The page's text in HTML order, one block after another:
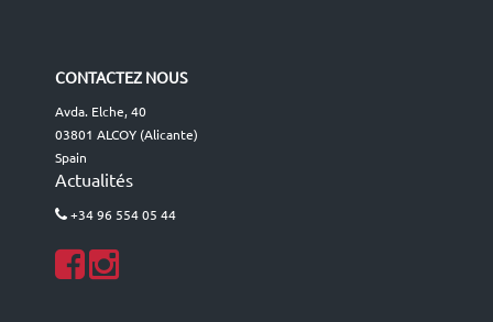
CONTACTEZ NOUS
Avda. Elche, 40
03801 ALCOY (Alicante)
Spain
Actualités
+34 96 554 05 44